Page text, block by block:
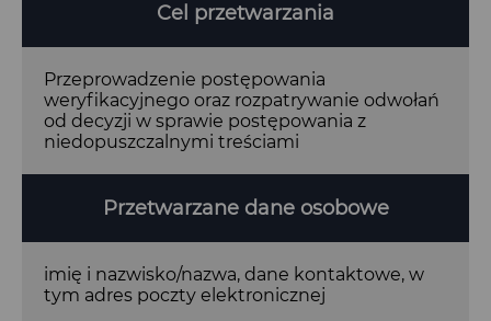
Cel przetwarzania
Przeprowadzenie postępowania
weryfikacyjnego oraz rozpatrywanie odwołań
od decyzji w sprawie postępowania z
niedopuszczalnymi treściami
Przetwarzane dane osobowe
imię i nazwisko/nazwa, dane kontaktowe, w
tym adres poczty elektronicznej